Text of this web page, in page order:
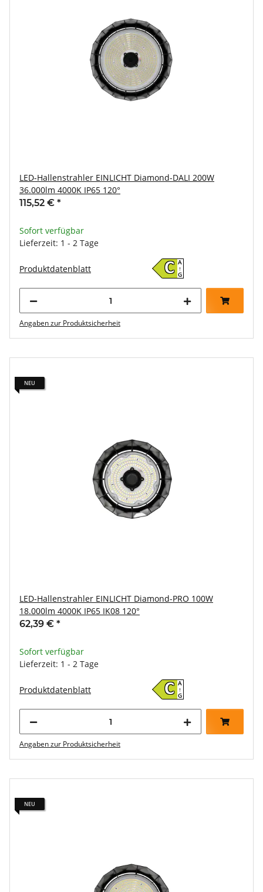
LED-Hallenstrahler EINLICHT Diamond-DALI 200W
36.000lm 4000K IP65 120°
115,52 € *
Sofort verfügbar
Lieferzeit: 1 - 2 Tage
Produktdatenblatt C A
↑
G
Angaben zur Produktsicherheit
NEU
LED-Hallenstrahler EINLICHT Diamond-PRO 100W
18.000lm 4000K IP65 IK08 120°
62,39 € *
Sofort verfügbar
Lieferzeit: 1 - 2 Tage
Produktdatenblatt C A
↑
G
Angaben zur Produktsicherheit
NEU